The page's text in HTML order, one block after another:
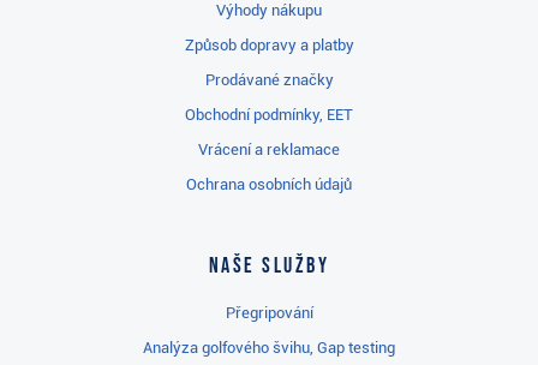
Výhody nákupu
Způsob dopravy a platby
Prodávané značky
Obchodní podmínky, EET
Vrácení a reklamace
Ochrana osobních údajů
Naše služby
Přegripování
Analýza golfového švihu, Gap testing